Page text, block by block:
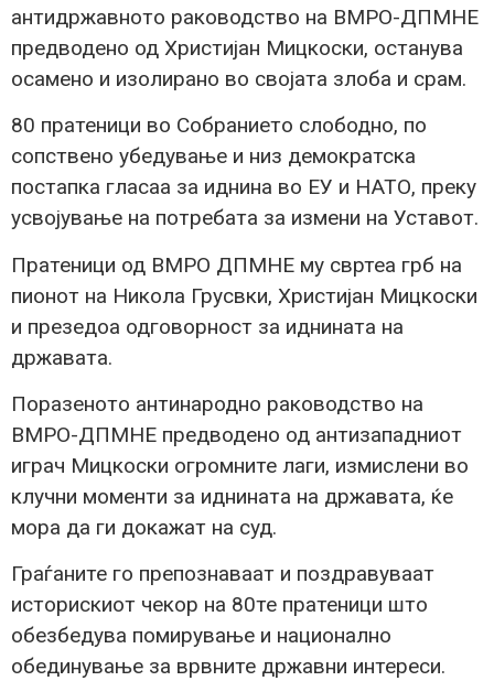
антидржавното раководство на ВМРО-ДПМНЕ
предводено од Христијан Мицкоски, останува
осамено и изолирано во својата злоба и срам.
80 пратеници во Собранието слободно, по
сопствено убедување и низ демократска
постапка гласаа за иднина во ЕУ и НАТО, преку
усвојување на потребата за измени на Уставот.
Пратеници од ВМРО ДПМНЕ му свртеа грб на
пионот на Никола Грусвки, Христијан Мицкоски
и презедоа одговорност за иднината на
државата.
Поразеното антинародно раководство на
ВМРО-ДПМНЕ предводено од антизападниот
играч Мицкоски огромните лаги, измислени во
клучни моменти за иднината на државата, ќе
мора да ги докажат на суд.
Граѓаните го препознаваат и поздравуваат
историскиот чекор на 80те пратеници што
обезбедува помирување и национално
обединување за врвните државни интереси.